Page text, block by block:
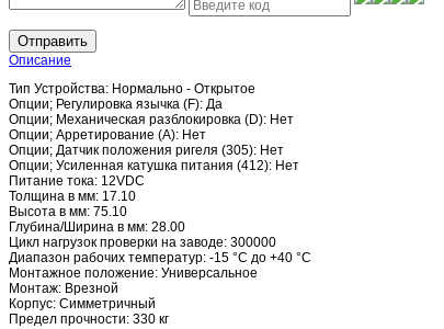
Отправить
Описание
Тип Устройства: Нормально - Открытое
Опции; Регулировка язычка (F): Да
Опции; Механическая разблокировка (D): Нет
Опции; Арретирование (A): Нет
Опции; Датчик положения ригеля (305): Нет
Опции; Усиленная катушка питания (412): Нет
Питание тока: 12VDC
Толщина в мм: 17.10
Высота в мм: 75.10
Глубина/Ширина в мм: 28.00
Цикл нагрузок проверки на заводе: 300000
Диапазон рабочих температур: -15 °C до +40 °C
Монтажное положение: Универсальное
Монтаж: Врезной
Корпус: Симметричный
Предел прочности: 330 кг